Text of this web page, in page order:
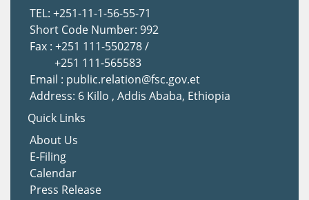
TEL: +251-11-1-56-55-71
Short Code Number: 992
Fax : +251 111-550278 /
+251 111-565583
Email : public.relation@fsc.gov.et
Address: 6 Killo , Addis Ababa, Ethiopia
Quick Links
About Us
E-Filing
Calendar
Press Release